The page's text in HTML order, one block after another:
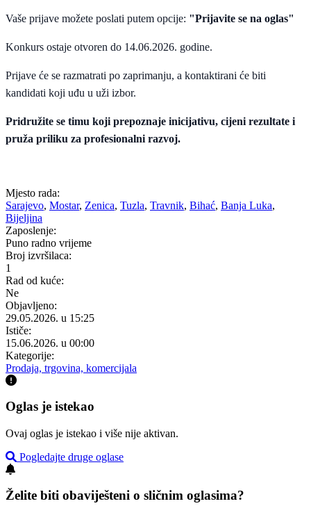
Vaše prijave možete poslati putem opcije: "Prijavite se na oglas"
Konkurs ostaje otvoren do 14.06.2026. godine.
Prijave će se razmatrati po zaprimanju, a kontaktirani će biti
kandidati koji uđu u uži izbor.
Pridružite se timu koji prepoznaje inicijativu, cijeni rezultate i
pruža priliku za profesionalni razvoj.
Mjesto rada:
Sarajevo, Mostar, Zenica, Tuzla, Travnik, Bihać, Banja Luka,
Bijeljina
Zaposlenje:
Puno radno vrijeme
Broj izvršilaca:
1
Rad od kuće:
Ne
Objavljeno:
29.05.2026. u 15:25
Ističe:
15.06.2026. u 00:00
Kategorije:
Prodaja, trgovina, komercijala
Oglas je istekao
Ovaj oglas je istekao i više nije aktivan.
Pogledajte druge oglase
Želite biti obaviješteni o sličnim oglasima?